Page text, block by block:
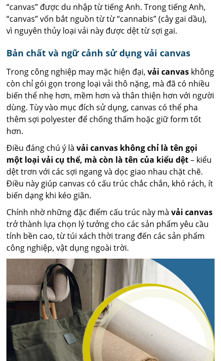
“canvas” được du nhập từ tiếng Anh. Trong tiếng Anh,
“canvas” vốn bắt nguồn từ từ “cannabis” (cây gai dầu),
vì nguyên thủy loại vải này được dệt từ sợi gai.
Bản chất và ngữ cảnh sử dụng vải canvas
Trong công nghiệp may mặc hiện đại,vải canvas không
còn chỉ gói gọn trong loại vải thô nặng, mà đã có nhiều
biến thể nhẹ hơn, mềm hơn và thân thiện hơn với người
dùng. Tùy vào mục đích sử dụng, canvas có thể pha
thêm sợi polyester để chống thấm hoặc giữ form tốt
hơn.
Điều đáng chú ý làvải canvas không chỉ là tên gọi
một loại vải cụ thể, mà còn là tên của kiểu dệt– kiểu
dệt trơn với các sợi ngang và dọc giao nhau chặt chẽ.
Điều này giúp canvas có cấu trúc chắc chắn, khó rách, ít
biến dạng khi kéo giãn.
Chính nhờ những đặc điểm cấu trúc này màvải canvas
trở thành lựa chọn lý tưởng cho các sản phẩm yêu cầu
tính bền cao, từ túi xách thời trang đến các sản phẩm
công nghiệp, vật dụng ngoài trời.